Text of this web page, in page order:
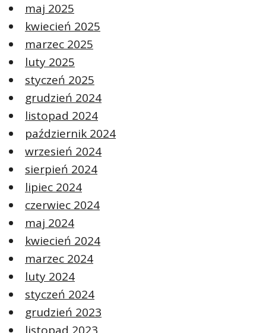
maj 2025
kwiecień 2025
marzec 2025
luty 2025
styczeń 2025
grudzień 2024
listopad 2024
październik 2024
wrzesień 2024
sierpień 2024
lipiec 2024
czerwiec 2024
maj 2024
kwiecień 2024
marzec 2024
luty 2024
styczeń 2024
grudzień 2023